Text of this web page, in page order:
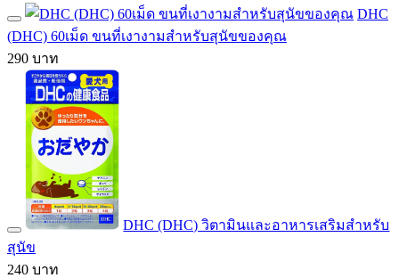
DHC
(DHC) 60เม็ด ขนที่เงางามสำหรับสุนัขของคุณ
290 บาท
DHC (DHC) วิตามินและอาหารเสริมสำหรับ
สุนัข
240 บาท